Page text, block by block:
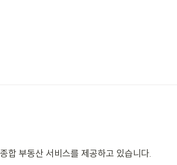
합 부동산 서비스를 제공하고 있습니다.